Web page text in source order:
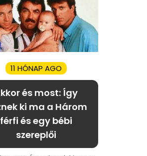
11 HÓNAP AGO
és most: Így
ki ma a Három
férfi és egy bébi
szereplői